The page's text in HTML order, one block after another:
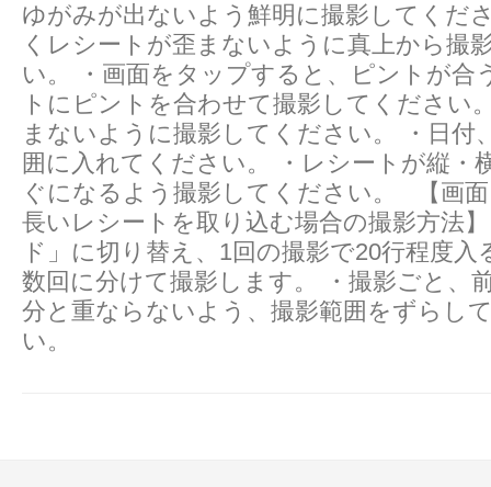
ゆがみが出ないよう鮮明に撮影してくだ
くレシートが歪まないように真上から撮
い。 ・画面をタップすると、ピントが合
トにピントを合わせて撮影してください
まないように撮影してください。 ・日付
囲に入れてください。 ・レシートが縦・
ぐになるよう撮影してください。 【画
長いレシートを取り込む場合の撮影方法
ド」に切り替え、1回の撮影で20行程度
数回に分けて撮影します。 ・撮影ごと、
分と重ならないよう、撮影範囲をずらし
い。